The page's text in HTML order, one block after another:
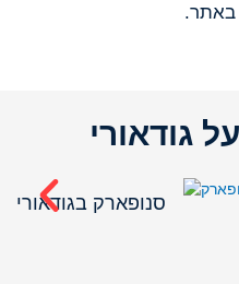
גודאורי
סנופארק בגודאורי